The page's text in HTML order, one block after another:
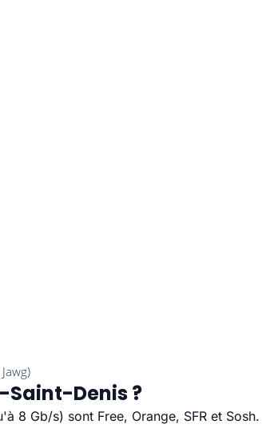
Denis ?
8 Gb/s) sont Free, Orange, SFR et Sosh.